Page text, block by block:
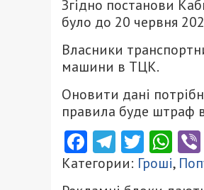
Згідно постанови
було до 20 червня
Власники
машини в ТЦК.
Оновити дані
правила буде штраф
Facebook
Telegram
Категории: Гроші,